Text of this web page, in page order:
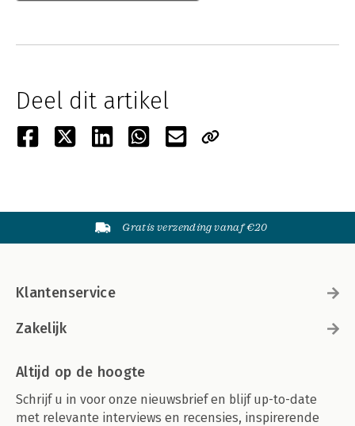
Deel dit artikel
Gratis verzending vanaf €20
Klantenservice
Zakelijk
Altijd op de hoogte
Schrijf u in voor onze nieuwsbrief en blijf up-to-date
met relevante interviews en recensies, inspirerende